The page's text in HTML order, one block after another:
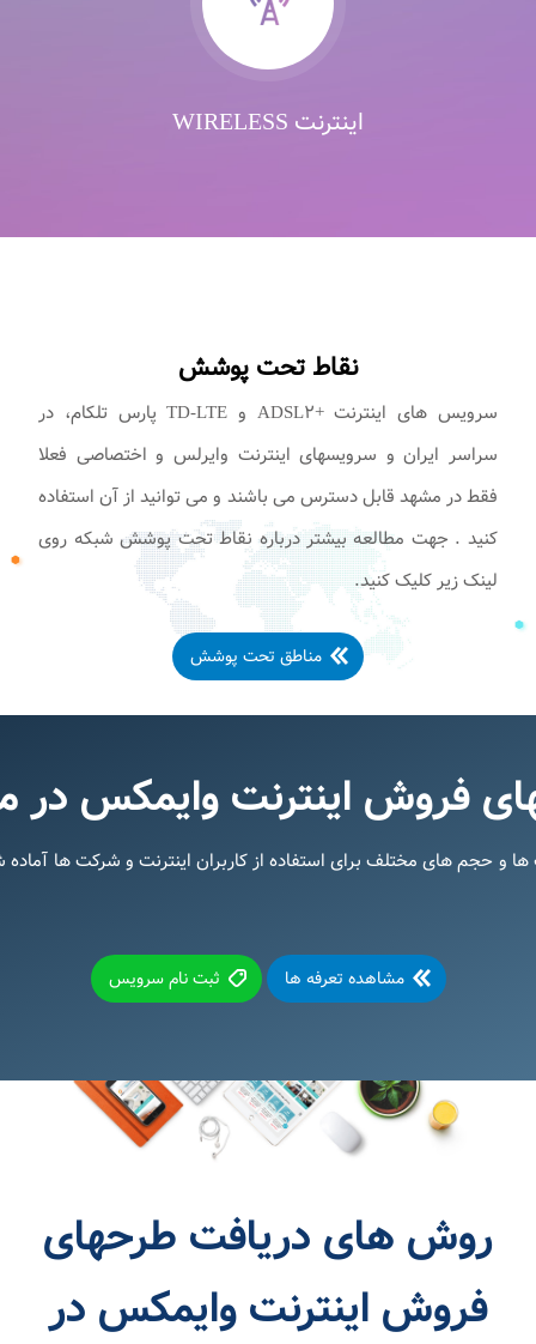
اینترنت WIRELESS
نقاط تحت پوشش
سرویس های اینترنت +ADSL۲ و TD-LTE پارس تلکام، در
سراسر ایران و سرویسهای اینترنت وایرلس و اختصاصی فعلا
فقط در مشهد قابل دسترس می باشند و می توانید از آن استفاده
کنید . جهت مطالعه بیشتر درباره نقاط تحت پوشش شبکه روی
لینک زیر کلیک کنید.
مناطق تحت پوشش
فروش اینترنت وایمکس در
و حجم های مختلف برای استفاده از کاربران اینترنت و شرکت ها
مشاهده تعرفه ها ثبت نام سرویس
روش های دریافت طرحهای
فروش اینترنت وایمکس در